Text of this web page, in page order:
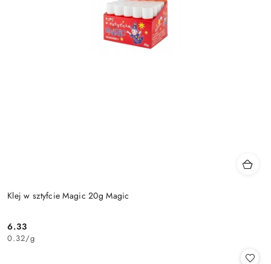
Klej w sztyfcie Magic 20g Magic
Cena:
6.33
0.32/g